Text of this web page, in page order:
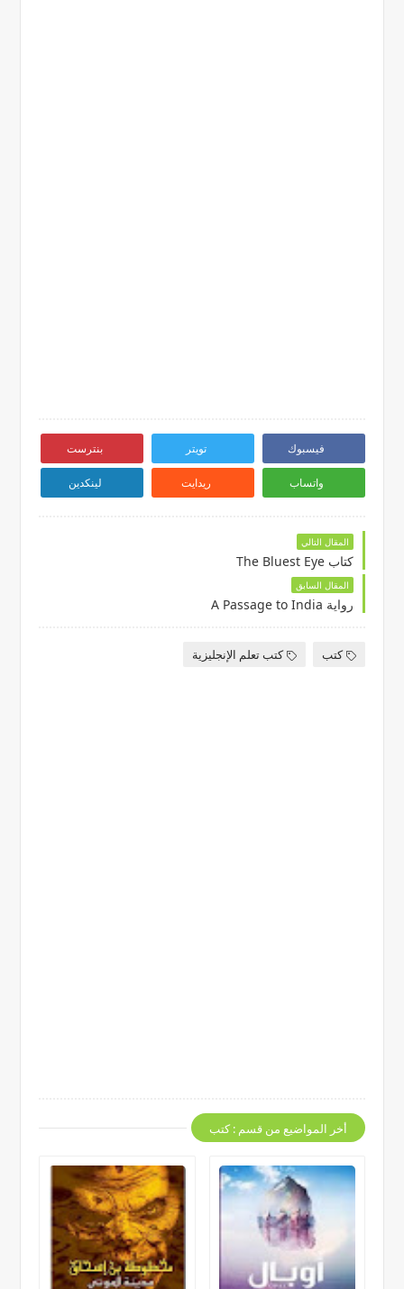
فيسبوك تويتر بنترست
واتساب ريدايت لينكدين
المقال التالي
كتاب The Bluest Eye
المقال السابق
رواية A Passage to India
كتب كتب تعلم الإنجليزية
أخر المواضيع من قسم : كتب